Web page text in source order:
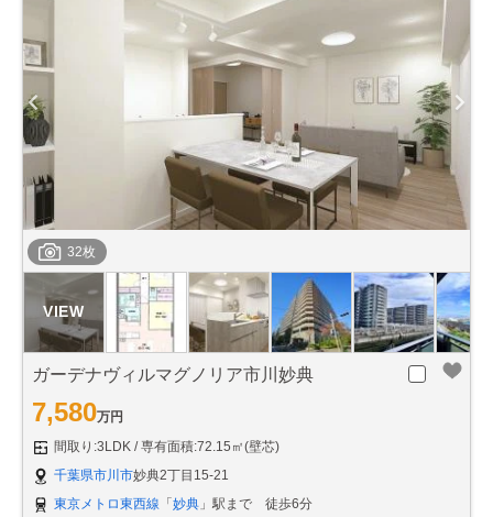
32枚
ガーデナヴィルマグノリア市川妙典
7,580万円
間取り:3LDK
専有面積:72.15㎡(壁芯)
千葉県市川市妙典2丁目15-21
東京メトロ東西線 「妙典 」駅まで 徒歩6分